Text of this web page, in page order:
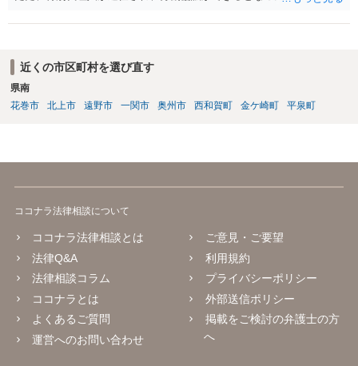
の権利も守られなければならないからです。 相続財産全体で、未成年
に、未成年者を今後養育するのは、自分だからという理由では、法定
相続分以上に多くの遺産を取得することができるというわけではあり
ません。
近くの市区町村を選び直す
県南
花巻市
北上市 遠野市 一関市 奥州市 西和賀町 金ケ崎町 平泉町
ココナラ法律相談について
ココナラ法律相談とは
法律Q&A
法律相談コラム
ココナラとは
よくあるご質問
運営へのお問い合わせ
ご意見・ご要望
利用規約
プライバシーポリシー
外部送信ポリシー
掲載をご検討の弁護士の方
へ